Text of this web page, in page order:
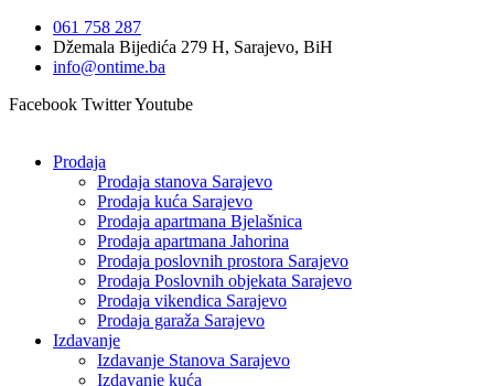
sadržaj
061 758 287
Džemala Bijedića 279 H, Sarajevo, BiH
info@ontime.ba
Facebook TwitterYoutube
Prodaja
Prodaja stanova Sarajevo
Prodaja kuća Sarajevo
Prodaja apartmana Bjelašnica
Prodaja apartmana Jahorina
Prodaja poslovnih prostora Sarajevo
Prodaja Poslovnih objekata Sarajevo
Prodaja vikendica Sarajevo
Prodaja garaža Sarajevo
Izdavanje
Izdavanje Stanova Sarajevo
Izdavanje kuća